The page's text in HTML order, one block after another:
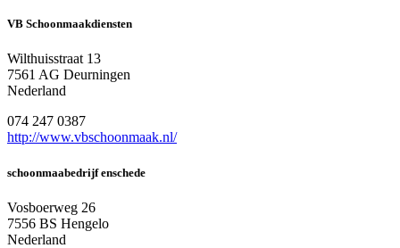
VB Schoonmaakdiensten
Wilthuisstraat 13
7561 AG Deurningen
Nederland
074 247 0387
http://www.vbschoonmaak.nl/
schoonmaabedrijf enschede
Vosboerweg 26
7556 BS Hengelo
Nederland